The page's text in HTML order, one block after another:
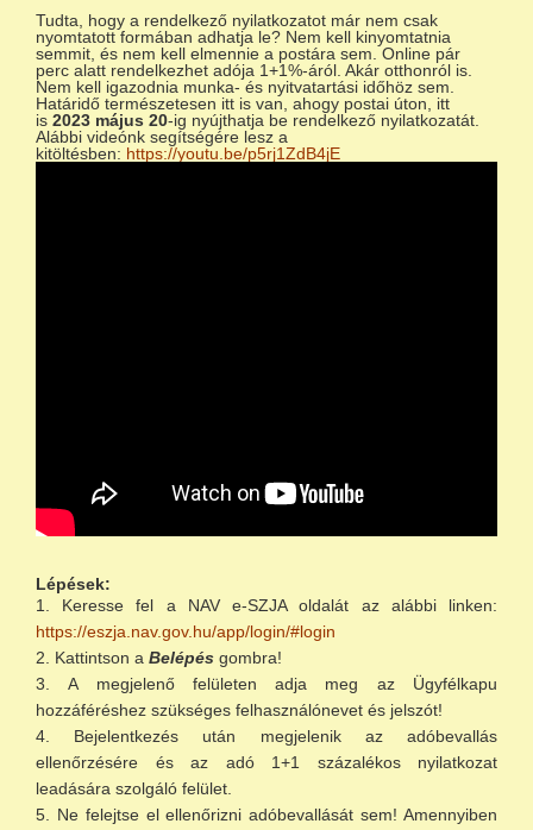
Tudta, hogy a rendelkező nyilatkozatot már nem csak
nyomtatott formában adhatja le? Nem kell kinyomtatnia
semmit, és nem kell elmennie a postára sem. Online pár
perc alatt rendelkezhet adója 1+1%-áról. Akár otthonról is.
Nem kell igazodnia munka- és nyitvatartási időhöz sem.
Határidő természetesen itt is van, ahogy postai úton, itt
is 2023 május 20-ig nyújthatja be rendelkező nyilatkozatát.
Alábbi videónk segítségére lesz a
kitöltésben: https://youtu.be/p5rj1ZdB4jE
Lépések:
Keresse fel a NAV e-SZJA oldalát az alábbi linken:
https://eszja.nav.gov.hu/app/login/#login
Kattintson a Belépés gombra!
A megjelenő felületen adja meg az Ügyfélkapu
hozzáféréshez szükséges felhasználónevet és jelszót!
Bejelentkezés után megjelenik az adóbevallás
ellenőrzésére és az adó 1+1 százalékos nyilatkozat
leadására szolgáló felület.
Ne felejtse el ellenőrizni adóbevallását sem! Amennyiben